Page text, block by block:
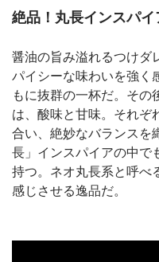
絶品！丸長インスパ
醤油の旨み溢れるつけダ
パイシーな味わいを強く
もに抜群の一杯だ。その
は、酸味と甘味。それぞ
合い、絶妙なバランスを
長」インスパイアの中で
持つ。ネオ丸長系と呼べ
感じさせる逸品だ。